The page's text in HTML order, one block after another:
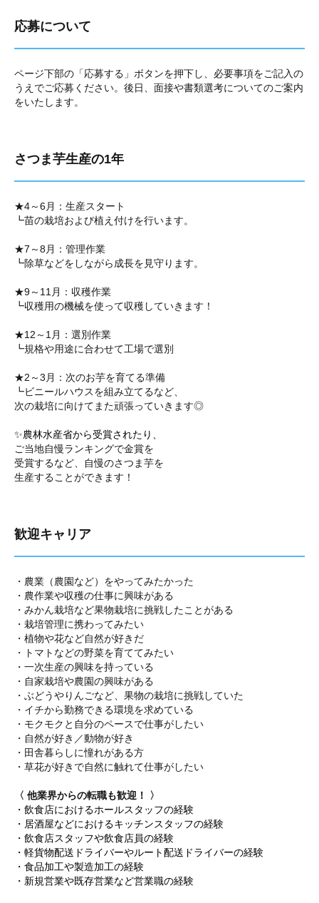
応募について
ページ下部の「応募する」ボタンを押下し、必要事項をご記入の
うえでご応募ください。後日、面接や書類選考についてのご案内
をいたします。
さつま芋生産の1年
★4～6月：生産スタート
┗苗の栽培および植え付けを行います。
★7～8月：管理作業
┗除草などをしながら成長を見守ります。
★9～11月：収穫作業
┗収穫用の機械を使って収穫していきます！
★12～1月：選別作業
┗規格や用途に合わせて工場で選別
★2～3月：次のお芋を育てる準備
┗ビニールハウスを組み立てるなど、
次の栽培に向けてまた頑張っていきます◎
✨農林水産省から受賞されたり、
ご当地自慢ランキングで金賞を
受賞するなど、自慢のさつま芋を
生産することができます！
歓迎キャリア
・農業（農園など）をやってみたかった
・農作業や収穫の仕事に興味がある
・みかん栽培など果物栽培に挑戦したことがある
・栽培管理に携わってみたい
・植物や花など自然が好きだ
・トマトなどの野菜を育ててみたい
・一次生産の興味を持っている
・自家栽培や農園の興味がある
・ぶどうやりんごなど、果物の栽培に挑戦していた
・イチから勤務できる環境を求めている
・モクモクと自分のペースで仕事がしたい
・自然が好き／動物が好き
・田舎暮らしに憧れがある方
・草花が好きで自然に触れて仕事がしたい
〈 他業界からの転職も歓迎！ 〉
・飲食店におけるホールスタッフの経験
・居酒屋などにおけるキッチンスタッフの経験
・飲食店スタッフや飲食店員の経験
・軽貨物配送ドライバーやルート配送ドライバーの経験
・食品加工や製造加工の経験
・新規営業や既存営業など営業職の経験